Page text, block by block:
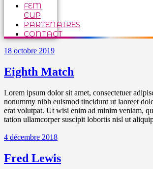
FEM
CUP
PARTENAIRES
CONTACT
18 octobre 2019
Eighth Match
Lorem ipsum dolor sit amet, consectetuer
nonummy nibh euismod tincidunt ut laoreet
erat volutpat. Ut wisi enim ad minim veniam,
tation ullamcorper suscipit lobortis nisl ut
4 décembre 2018
Fred Lewis